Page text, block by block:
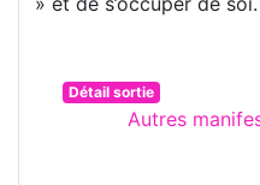
Détail sortie
Autres